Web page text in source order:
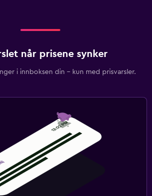
når prisene synker
i innboksen din – kun med prisvarsler.